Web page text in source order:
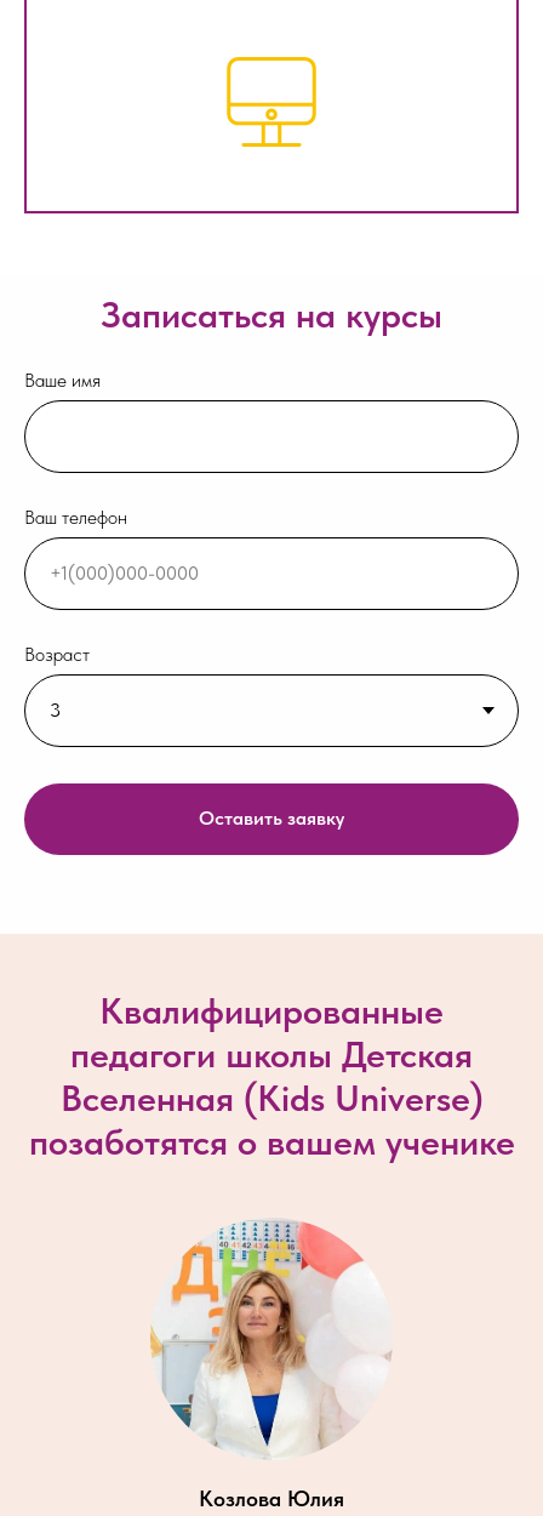
Записаться на курсы
Ваше имя
Ваш телефон
Возраст
Оставить заявку
Квалифицированные
педагоги школы Детская
Вселенная (Kids Universe)
позаботятся о вашем ученике
Козлова Юлия